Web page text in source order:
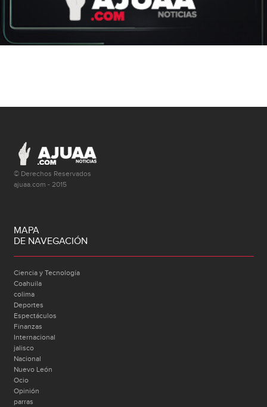
© Derechos Reservados
ajuaa.com - 2015
MAPA
DE NAVEGACIÓN
Ciencia y Tecnología
Coahuila
colima
Deportes
Espectáculos
Finanzas
Internacional
jalisco
Nacional
Nuevo León
Ocio
Opinión
parras